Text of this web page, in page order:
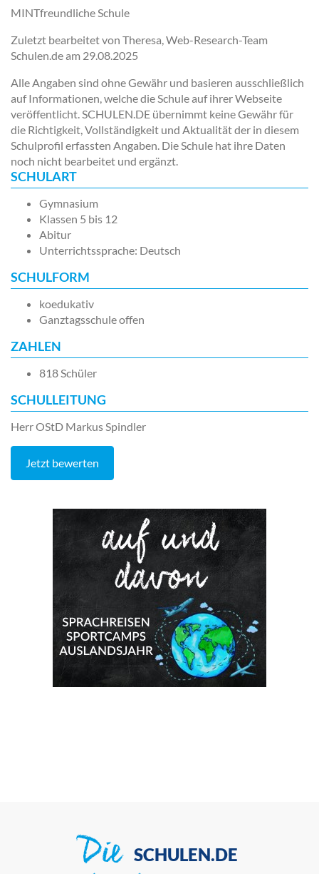
MINTfreundliche Schule
Zuletzt bearbeitet von Theresa, Web-Research-Team
Schulen.de am 29.08.2025
Alle Angaben sind ohne Gewähr und basieren ausschließlich
auf Informationen, welche die Schule auf ihrer Webseite
veröffentlicht. SCHULEN.DE übernimmt keine Gewähr für
die Richtigkeit, Vollständigkeit und Aktualität der in diesem
Schulprofil erfassten Angaben. Die Schule hat ihre Daten
noch nicht bearbeitet und ergänzt.
SCHULART
Gymnasium
Klassen 5 bis 12
Abitur
Unterrichtssprache: Deutsch
SCHULFORM
koedukativ
Ganztagsschule offen
ZAHLEN
818 Schüler
SCHULLEITUNG
Herr OStD Markus Spindler
Jetzt bewerten
Die SCHULEN.DE